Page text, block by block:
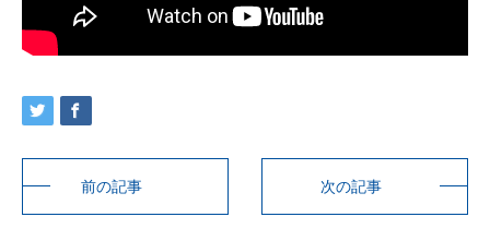
前の記事 次の記事